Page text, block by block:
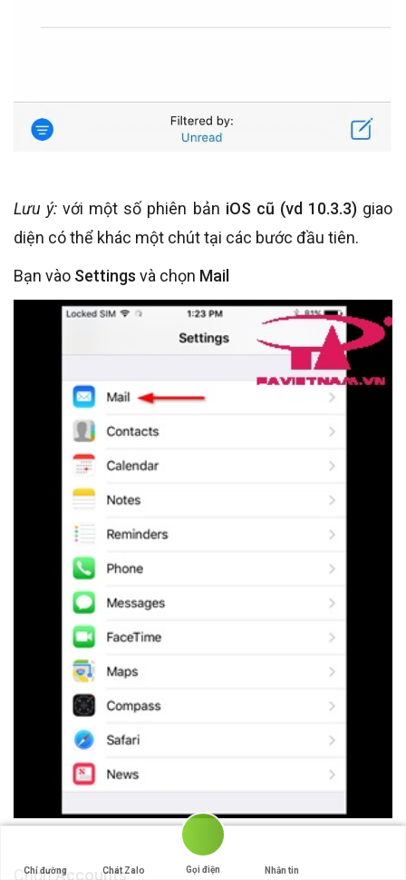
Lưu ý:với một số phiên bản iOS cũ (vd 10.3.3)giao
diện có thể khác một chút tại các bước đầu tiên.
Bạn vào Settings và chọn Mail
ChọnAccounts
Chỉ đường Chát Zalo Gọi điện Nhắn tin